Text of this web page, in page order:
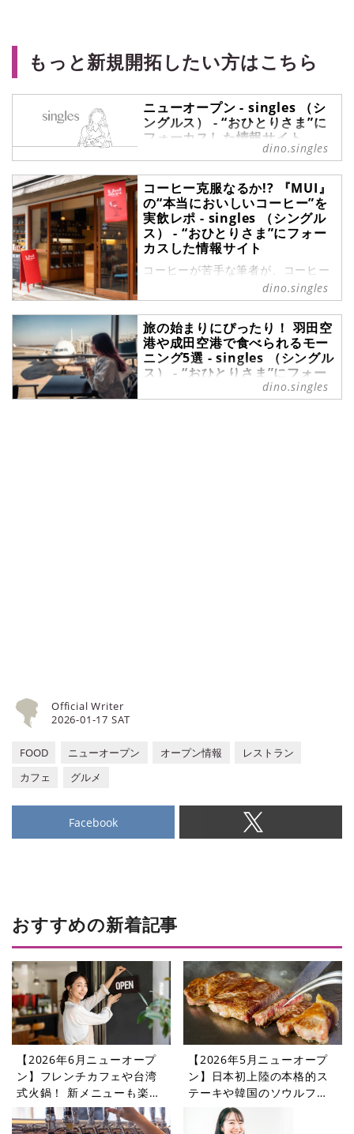
もっと新規開拓したい方はこちら
ニューオープン - singles （シ
ングルス） - “おひとりさま”に
フォーカスした情報サイト
ニューオープン の記事一覧 -
『singles』は、“おひとりさま“に焦
点を当てた情報サイトです。パート
ナーの有無に関わらず、自分らしい
生活を謳歌する彼・彼女たちのライ
フスタイルを紹介します。
dino.singles
コーヒー克服なるか!? 『MUI』
の“本当においしいコーヒー”を
実飲レポ - singles （シングル
ス） - “おひとりさま”にフォー
カスした情報サイト
コーヒーが苦手な筆者が、コーヒー
ショップへ!? 元住吉にある「MUI」
では、体調不良や味を落とす原因と
なる“欠点豆”を取り除いたコーヒー
を提供しています。どうやら、コー
ヒー嫌いまでファンになってしまう
という「本当においしいコーヒー」
を飲むことができるのだとか。果た
して、この噂は本当なのか……実際
dino.singles
旅の始まりにぴったり！ 羽田空
港や成田空港で食べられるモー
ニング5選 - singles （シングル
ス） - “おひとりさま”にフォー
カスした情報サイトdino.singles
2026-01-17 SAT
Official Writer
FOOD ニューオープン オープン情報
レストラン
カフェ
グルメ
Facebook
おすすめの新着記事
【2026年6月ニューオープ
ン】フレンチカフェや台湾
式火鍋！ 新メニューも楽し
めるレストランやカフェを
紹介
【2026年5月ニューオープ
ン】日本初上陸の本格的ス
テーキや韓国のソウルフー
ドを楽しめるレストランや
カフェをご紹介